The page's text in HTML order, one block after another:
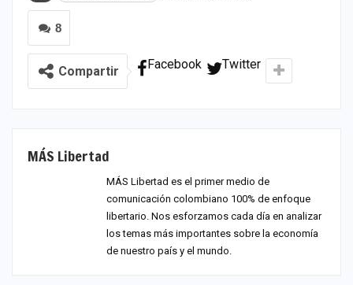
8
Compartir Facebook Twitter
MÁS Libertad
MÁS Libertad es el primer medio de
comunicación colombiano 100% de enfoque
libertario. Nos esforzamos cada día en analizar
los temas más importantes sobre la economía
de nuestro país y el mundo.